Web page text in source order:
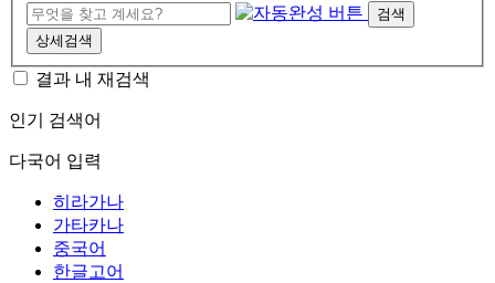
검색
상세검색
결과 내 재검색
인기 검색어
다국어 입력
히라가나
가타카나
중국어
한글고어